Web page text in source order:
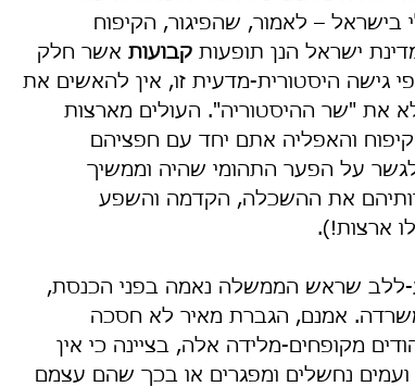
– לאמור, שהפיגור, הקיפוח
ישראל הנן תופעות קבועות אשר חלק
גישה היסטורית-מדעית זו, אין להאשים את
את "שר ההיסטוריה". העולים מארצות
והאפליה אתם יחד עם חפציהם
לגשר על הפער התהומי שהיה וממשיך
את ההשכלה, הקדמה והשפע
ארצות!).
ללב שראש הממשלה נאמה בפני הכנסת,
על תקציב משרדה. אמנם, הגברת מאיר לא חסכה
מקופחים-מלידה אלה, בציינה כי אין
נחשלים ומפגרים או בכך שהם עצמם